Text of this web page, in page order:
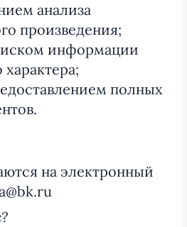
анализа
произведения;
информации
полных
на электронный